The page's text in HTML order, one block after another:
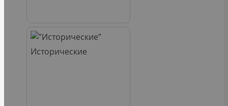
Исторические